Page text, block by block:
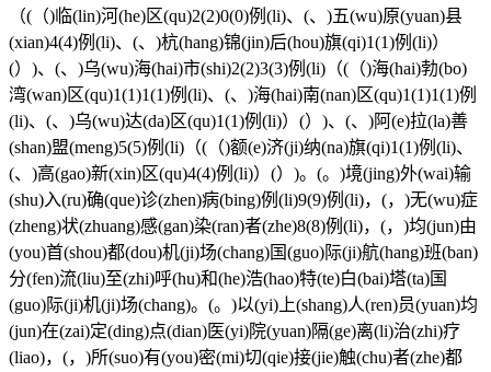
（(（)临(lin)河(he)区(qu)2(2)0(0)例(li)、(、)五(wu)原(yuan)县
(xian)4(4)例(li)、(、)杭(hang)锦(jin)后(hou)旗(qi)1(1)例(li)）
(）)、(、)乌(wu)海(hai)市(shi)2(2)3(3)例(li)（(（)海(hai)勃(bo)
湾(wan)区(qu)1(1)1(1)例(li)、(、)海(hai)南(nan)区(qu)1(1)1(1)例
(li)、(、)乌(wu)达(da)区(qu)1(1)例(li)）(）)、(、)阿(e)拉(la)善
(shan)盟(meng)5(5)例(li)（(（)额(e)济(ji)纳(na)旗(qi)1(1)例(li)、
(、)高(gao)新(xin)区(qu)4(4)例(li)）(）)。(。)境(jing)外(wai)输
(shu)入(ru)确(que)诊(zhen)病(bing)例(li)9(9)例(li)，(，)无(wu)症
(zheng)状(zhuang)感(gan)染(ran)者(zhe)8(8)例(li)，(，)均(jun)由
(you)首(shou)都(dou)机(ji)场(chang)国(guo)际(ji)航(hang)班(ban)
分(fen)流(liu)至(zhi)呼(hu)和(he)浩(hao)特(te)白(bai)塔(ta)国
(guo)际(ji)机(ji)场(chang)。(。)以(yi)上(shang)人(ren)员(yuan)均
(jun)在(zai)定(ding)点(dian)医(yi)院(yuan)隔(ge)离(li)治(zhi)疗
(liao)，(，)所(suo)有(you)密(mi)切(qie)接(jie)触(chu)者(zhe)都